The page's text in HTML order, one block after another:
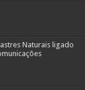
Naturais ligado